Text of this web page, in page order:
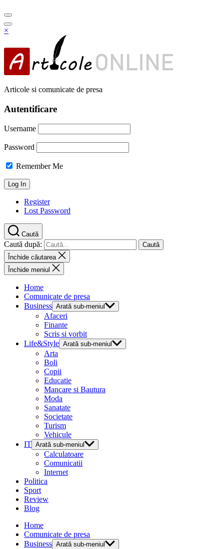
×
Articole si comunicate de presa
Autentificare
Username
Password
Remember Me
Register
Lost Password
Caută
Caută după:
Închide căutarea
Închide meniul
Home
Comunicate de presa
Business Arată sub-meniul
Afaceri
Finante
Scris si vorbit
Life&Style Arată sub-meniul
Arta
Boli
Copii
Educatie
Mancare si Bautura
Moda
Sanatate
Societate
Turism
Vehicule
IT Arată sub-meniul
Calculatoare
Comunicatii
Internet
Politica
Sport
Review
Blog
Home
Comunicate de presa
Business Arată sub-meniul